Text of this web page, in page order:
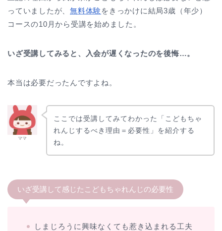
っていましたが、無料体験 をきっかけに結局3歳（年少）
コースの10月から受講を始めました。
いざ受講してみると、入会が遅くなったのを後悔…。
本当は必要だったんですよね。
ママ
ここでは受講してみてわかった「こどもちゃ
れんじするべき理由＝必要性」を紹介する
ね。
いざ受講して感じたこどもちゃれんじの必要性
しまじろうに興味なくても惹き込まれる工夫